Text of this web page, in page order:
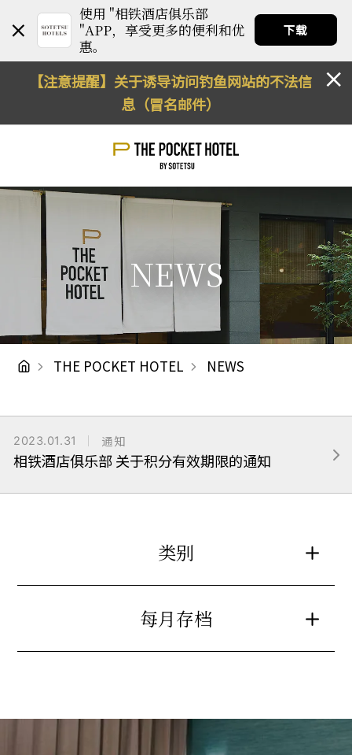
使用 "相铁酒店俱乐部
"APP，享受更多的便利和优
惠。
下载
【注意提醒】关于诱导访问钓鱼网站的不法信
息（冒名邮件）
NEWS
THE POCKET HOTEL NEWS
2023.01.31 通知
相铁酒店俱乐部 关于积分有效期限的通知
类别
每月存档